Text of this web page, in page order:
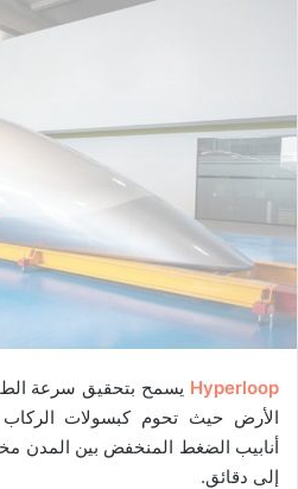
Hyperloop يسمح بتحقيق سرعة
الأرض حيث تحوم كبسولات
أنابيب الضغط المنخفض بين المدن
إلى دقائق.